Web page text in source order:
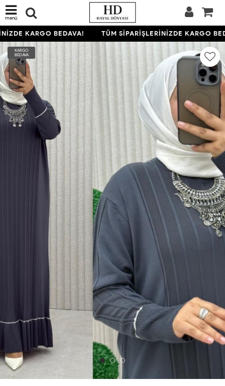
menü
KARGO BEDAVA! TÜM SİPARİŞLERİNİZDE KARGO
KARGO
BEDAVA